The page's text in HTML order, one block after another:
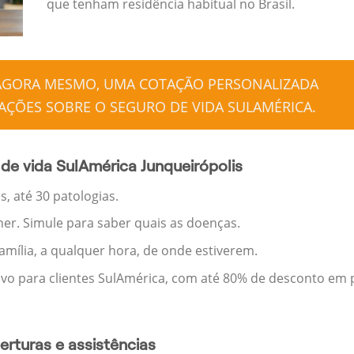
que tenham residência habitual no Brasil.
MESMO, UMA COTAÇÃO PERSONALIZADA
SOBRE O SEGURO DE VIDA SULAMÉRICA.
vida SulAmérica Junqueirópolis
até 30 patologias.
Simule para saber quais as doenças.
a qualquer hora, de onde estiverem.
para clientes SulAmérica, com até 80% de desconto
e assistências